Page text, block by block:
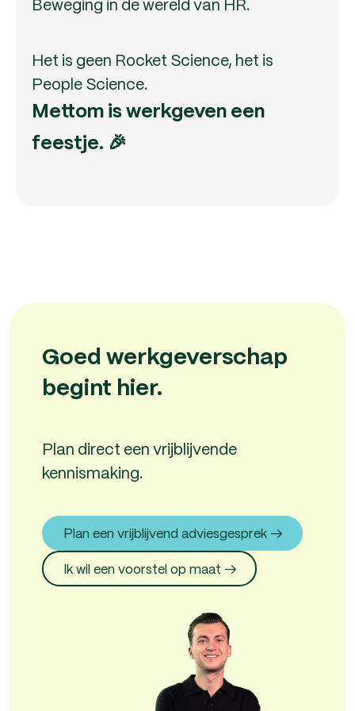
Het is geen Rocket Science, het is
People Science.
Mettom is werkgeven een
feestje. 🎉
Goed werkgeverschap
begint hier.
Plan direct een vrijblijvende
kennismaking.
Plan een vrijblijvend adviesgesprek →
Ik wil een voorstel op maat →